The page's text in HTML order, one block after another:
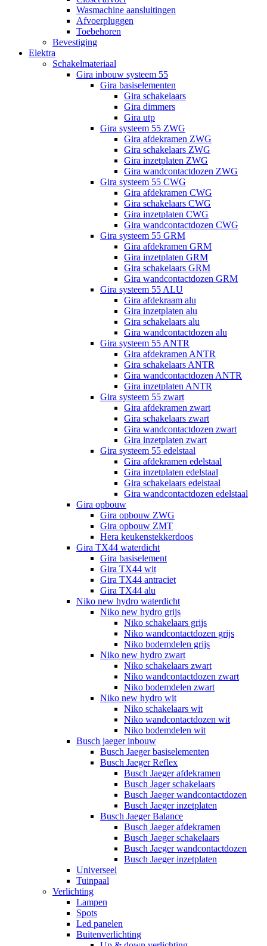
Wasmachine aansluitingen
Afvoerpluggen
Toebehoren
Bevestiging
Elektra
Schakelmateriaal
Gira inbouw systeem 55
Gira basiselementen
Gira schakelaars
Gira dimmers
Gira utp
Gira systeem 55 ZWG
Gira afdekramen ZWG
Gira schakelaars ZWG
Gira inzetplaten ZWG
Gira wandcontactdozen ZWG
Gira systeem 55 CWG
Gira afdekramen CWG
Gira schakelaars CWG
Gira inzetplaten CWG
Gira wandcontactdozen CWG
Gira systeem 55 GRM
Gira afdekramen GRM
Gira inzetplaten GRM
Gira schakelaars GRM
Gira wandcontactdozen GRM
Gira systeem 55 ALU
Gira afdekraam alu
Gira inzetplaten alu
Gira schakelaars alu
Gira wandcontactdozen alu
Gira systeem 55 ANTR
Gira afdekramen ANTR
Gira schakelaars ANTR
Gira wandcontactdozen ANTR
Gira inzetplaten ANTR
Gira systeem 55 zwart
Gira afdekramen zwart
Gira schakelaars zwart
Gira wandcontactdozen zwart
Gira inzetplaten zwart
Gira systeem 55 edelstaal
Gira afdekramen edelstaal
Gira inzetplaten edelstaal
Gira schakelaars edelstaal
Gira wandcontactdozen edelstaal
Gira opbouw
Gira opbouw ZWG
Gira opbouw ZMT
Hera keukenstekkerdoos
Gira TX44 waterdicht
Gira basiselement
Gira TX44 wit
Gira TX44 antraciet
Gira TX44 alu
Niko new hydro waterdicht
Niko new hydro grijs
Niko schakelaars grijs
Niko wandcontactdozen grijs
Niko bodemdelen grijs
Niko new hydro zwart
Niko schakelaars zwart
Niko wandcontactdozen zwart
Niko bodemdelen zwart
Niko new hydro wit
Niko schakelaars wit
Niko wandcontactdozen wit
Niko bodemdelen wit
Busch jaeger inbouw
Busch Jaeger basiselementen
Busch Jaeger Reflex
Busch Jaeger afdekramen
Busch Jager schakelaars
Busch Jaeger wandcontactdozen
Busch Jaeger inzetplaten
Busch Jaeger Balance
Busch Jaeger afdekramen
Busch Jaeger schakelaars
Busch Jaeger wandcontactdozen
Busch Jaeger inzetplaten
Universeel
Tuinpaal
Verlichting
Lampen
Spots
Led panelen
Buitenverlichting